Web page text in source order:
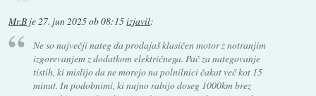
Mr.B je27. jun 2025 ob 08:15izjavil:
Ne so največji nateg da prodajaš klasičen motor z notranjim
izgorevanjem z dodatkom električnega. Pač za nategovanje
tistih, ki mislijo da ne morejo na polnilnici čakat več kot 15
minut. In podobnimi, ki nujno rabijo doseg 1000km brez